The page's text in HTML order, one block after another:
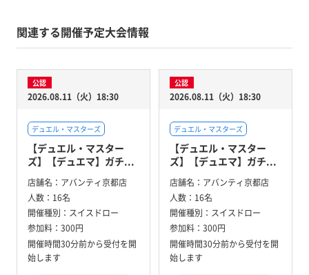
関連する開催予定大会情報
公認
2026.08.11（火）18:30
デュエル・マスターズ
【デュエル・マスター
ズ】【デュエマ】ガチ...
店舗名： アバンティ京都店
人数： 16名
開催種別： スイスドロー
参加料： 300円
開催時間30分前から受付を開
始します
公認
2026.08.11（火）18:30
デュエル・マスターズ
【デュエル・マスター
ズ】【デュエマ】ガチ...
店舗名： アバンティ京都店
人数： 16名
開催種別： スイスドロー
参加料： 300円
開催時間30分前から受付を開
始します